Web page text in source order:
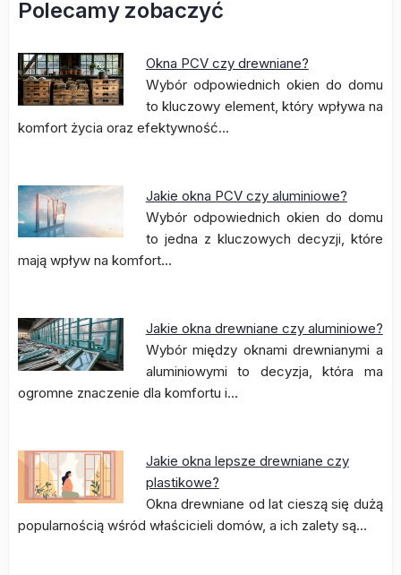
Polecamy zobaczyć
Okna PCV czy drewniane?
Wybór odpowiednich okien do domu
to kluczowy element, który wpływa na
komfort życia oraz efektywność…
Jakie okna PCV czy aluminiowe?
Wybór odpowiednich okien do domu
to jedna z kluczowych decyzji, które
mają wpływ na komfort…
Jakie okna drewniane czy aluminiowe?
Wybór między oknami drewnianymi a
aluminiowymi to decyzja, która ma
ogromne znaczenie dla komfortu i…
Jakie okna lepsze drewniane czy
plastikowe?
Okna drewniane od lat cieszą się dużą
popularnością wśród właścicieli domów, a ich zalety są…